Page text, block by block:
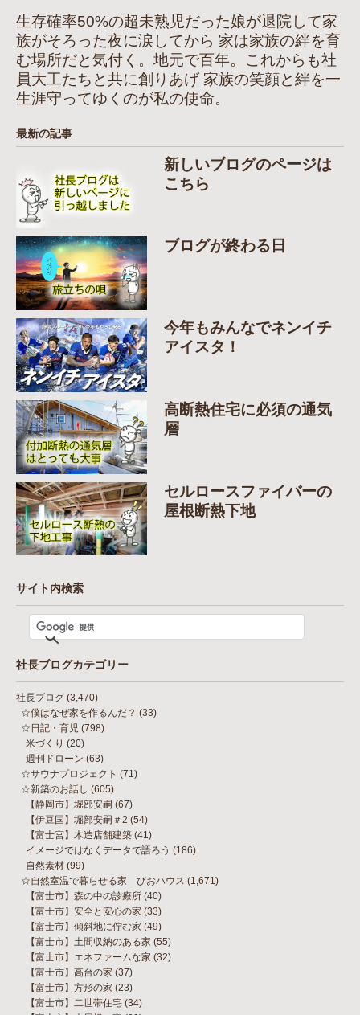
生存確率50%の超未熟児だった娘が退院して家
族がそろった夜に涙してから 家は家族の絆を育
む場所だと気付く。地元で百年。これからも社
員大工たちと共に創りあげ 家族の笑顔と絆を一
生涯守ってゆくのが私の使命。
最新の記事
新しいブログのページは
こちら
ブログが終わる日
今年もみんなでネンイチ
アイスタ！
高断熱住宅に必須の通気
層
セルロースファイバーの
屋根断熱下地
サイト内検索
社長ブログカテゴリー
社長ブログ (3,470)
☆僕はなぜ家を作るんだ？ (33)
☆日記・育児 (798)
米づくり (20)
週刊ドローン (63)
☆サウナプロジェクト (71)
☆新築のお話し (605)
【静岡市】堀部安嗣 (67)
【伊豆国】堀部安嗣＃2 (54)
【富士宮】木造店舗建築 (41)
イメージではなくデータで語ろう (186)
自然素材 (99)
☆自然室温で暮らせる家 びおハウス (1,671)
【富士市】森の中の診療所 (40)
【富士市】安全と安心の家 (33)
【富士市】傾斜地に佇む家 (49)
【富士市】土間収納のある家 (55)
【富士市】エネファームな家 (32)
【富士市】高台の家 (37)
【富士市】方形の家 (23)
【富士市】二世帯住宅 (34)